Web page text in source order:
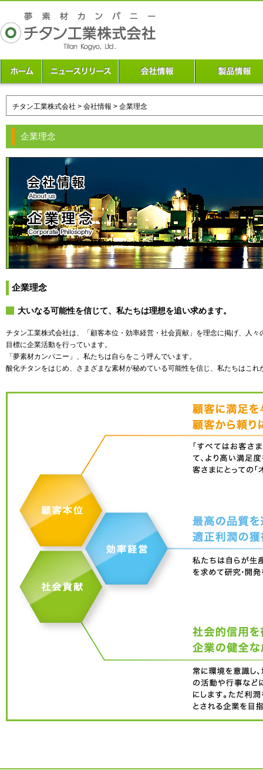
チタン工業株式会社 > 会社情報 > 企業理念
企業理念
企業理念
大いなる可能性を信じて、私たちは理想を追い求めます。
チタン工業株式会社は、「顧客本位・効率経営・社会貢献」を理念に掲げ、人
目標に企業活動を行っています。
「夢素材カンパニー」、私たちは自らをこう呼んでいます。
酸化チタンをはじめ、さまざまな素材が秘めている可能性を信じ、私たちはこれ